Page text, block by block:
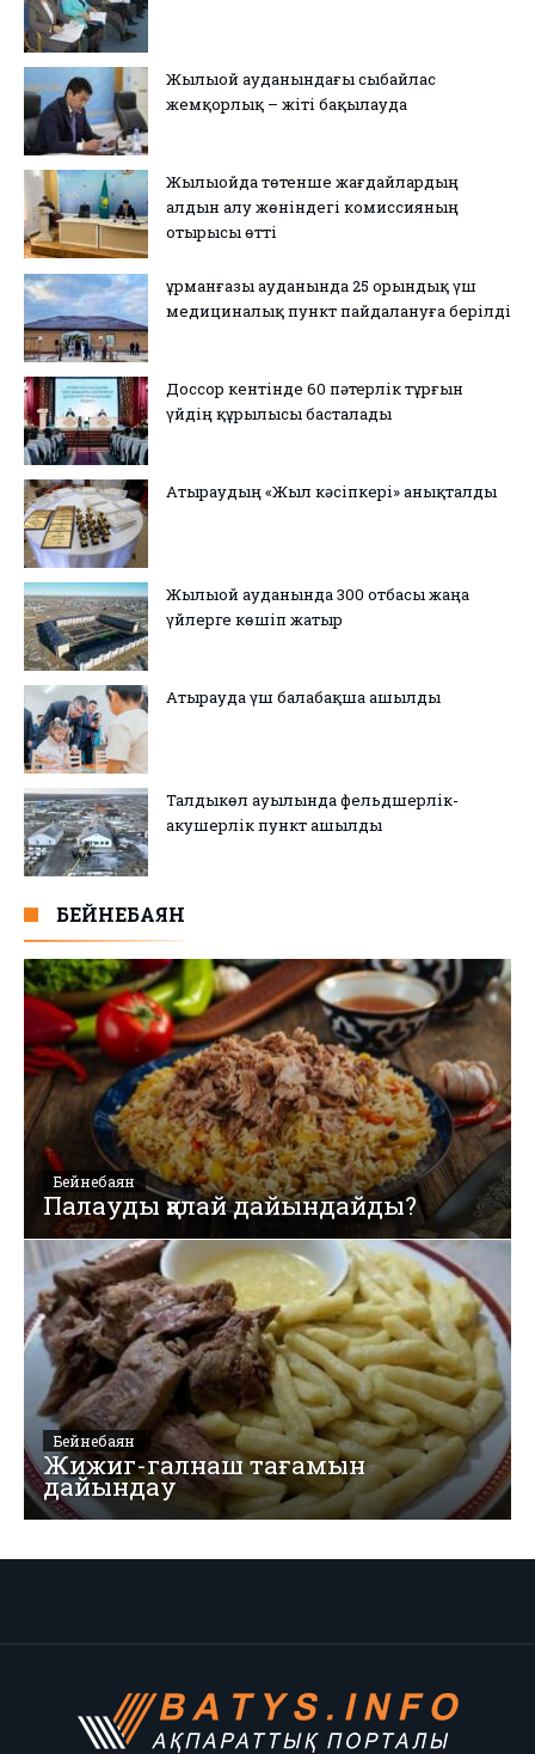
Жылыой ауданындағы сыбайлас
жемқорлық – жіті бақылауда
Жылыойда төтенше жағдайлардың
алдын алу жөніндегі комиссияның
отырысы өтті
Құрманғазы ауданында 25 орындық үш
медициналық пункт пайдалануға берілді
Доссор кентінде 60 пәтерлік тұрғын
үйдің құрылысы басталады
Атыраудың «Жыл кәсіпкері» анықталды
Жылыой ауданында 300 отбасы жаңа
үйлерге көшіп жатыр
Атырауда үш балабақша ашылды
Талдыкөл ауылында фельдшерлік-
акушерлік пункт ашылды
БЕЙНЕБАЯН
Бейнебаян
Палауды қалай дайындайды?
Бейнебаян
Жижиг-галнаш тағамын
дайындау